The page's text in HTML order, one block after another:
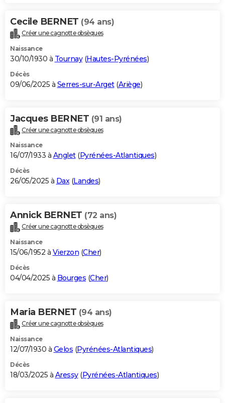
Cecile BERNET (94 ans)
Créer une cagnotte obsèques
Naissance
30/10/1930 à Tournay(Hautes-Pyrénées)
Décès
09/06/2025 à Serres-sur-Arget(Ariège)
Jacques BERNET (91 ans)
Créer une cagnotte obsèques
Naissance
16/07/1933 à Anglet(Pyrénées-Atlantiques)
Décès
26/05/2025 à Dax(Landes)
Annick BERNET (72 ans)
Créer une cagnotte obsèques
Naissance
15/06/1952 à Vierzon (Cher)
Décès
04/04/2025 à Bourges (Cher)
Maria BERNET (94 ans)
Créer une cagnotte obsèques
Naissance
12/07/1930 à Gelos (Pyrénées-Atlantiques)
Décès
18/03/2025 à Aressy(Pyrénées-Atlantiques)